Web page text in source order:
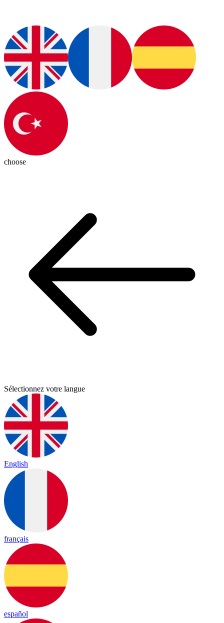
choose
Sélectionnez votre langue
English
français
español